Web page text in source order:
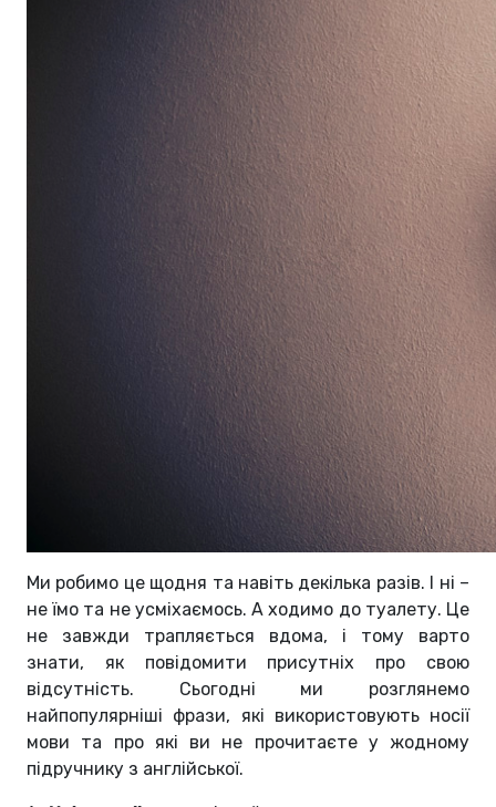
Ми робимо це щодня та навіть декілька разів. І ні –
не їмо та не усміхаємось. А ходимо до туалету. Це
не завжди трапляється вдома, і тому варто
знати, як повідомити присутніх про свою
відсутність. Сьогодні ми розглянемо
найпопулярніші фрази, які використовують носії
мови та про які ви не прочитаєте у жодному
підручнику з англійської.